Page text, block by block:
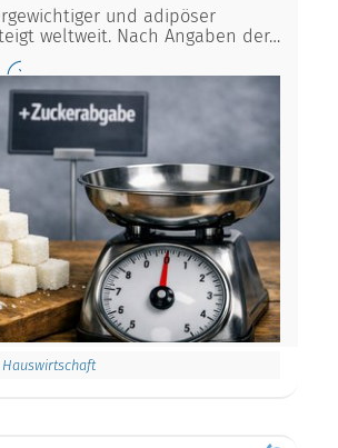
und adipöser
weltweit. Nach Angaben der…